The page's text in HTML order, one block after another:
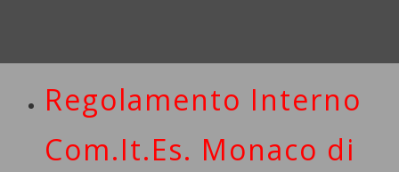
Regolamento Interno
Com.It.Es. Monaco di